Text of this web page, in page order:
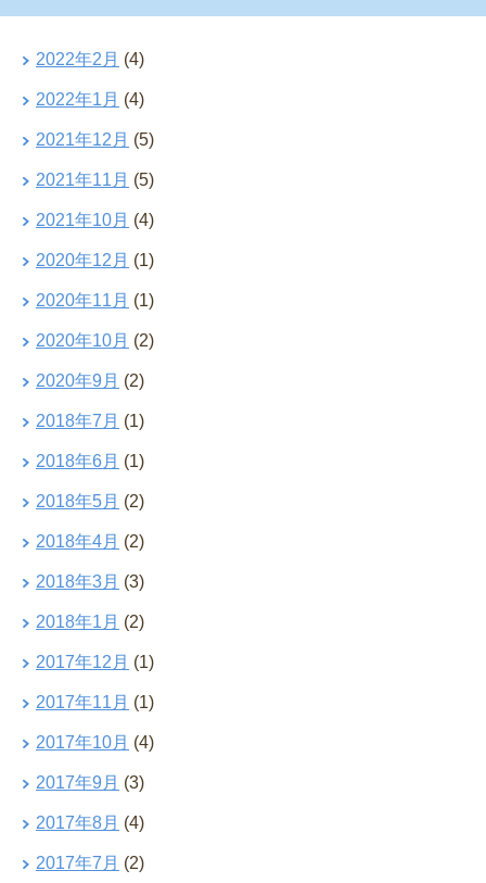
2022年2月 (4)
2022年1月 (4)
2021年12月 (5)
2021年11月 (5)
2021年10月 (4)
2020年12月 (1)
2020年11月 (1)
2020年10月 (2)
2020年9月 (2)
2018年7月 (1)
2018年6月 (1)
2018年5月 (2)
2018年4月 (2)
2018年3月 (3)
2018年1月 (2)
2017年12月 (1)
2017年11月 (1)
2017年10月 (4)
2017年9月 (3)
2017年8月 (4)
2017年7月 (2)